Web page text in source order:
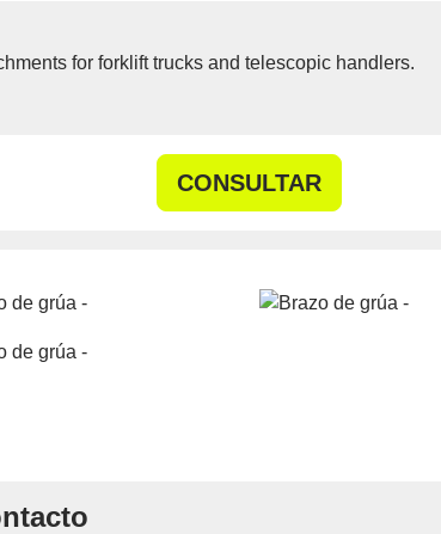
for forklift trucks and telescopic handlers.
CONSULTAR